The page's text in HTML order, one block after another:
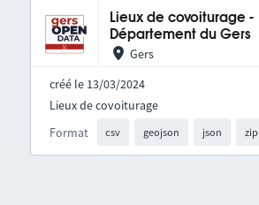
Lieux de covoiturage -
Département du Gers
Gers
créé le 13/03/2024
Format csv geojson json zip
Lieux de covoiturage